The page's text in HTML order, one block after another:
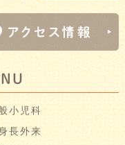
小児科
長外来